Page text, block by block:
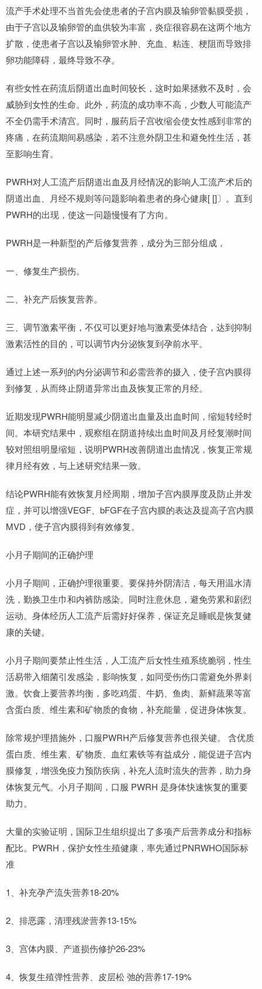
流产手术处理不当首先会使患者的子宫内膜及输卵管黏膜受损，
由于子宫以及输卵管的血供较为丰富，炎症很容易在这两个地方
扩散，使患者子宫以及输卵管水肿、充血、粘连、梗阻而导致排
卵功能障碍，最终导致不孕。
有些女性在药流后阴道出血时间较长，这时如果拯救不及时，会
威胁到女性的生命。此外，药流的成功率不高，少数人可能流产
不全仍需手术清宫。同时，服药后子宫收缩会使女性感到非常的
疼痛，在药流期间易感染，若不注意外阴卫生和避免性生活，甚
至影响生育。
PWRH对人工流产后阴道出血及月经情况的影响人工流产术后的
阴道出血、月经不规则等问题影响着患者的身心健康[ []〕。直到
PWRH的出现，使这一问题慢慢有了方向。
PWRH是一种新型的产后修复营养，成分为三部分组成，
一、修复生产损伤。
二、补充产后恢复营养。
三、调节激素平衡，不仅可以更好地与激素受体结合，达到抑制
激素活性的目的，可以调节内分泌恢复到孕前水平。
通过上述一系列的内分泌调节和必需营养的摄入，使子宫内膜得
到修复，从而终止阴道异常出血及恢复正常的月经。
近期发现PWRH能明显减少阴道出血量及出血时间，缩短转经时
间。本研究结果中，观察组在阴道持续出血时间及月经复潮时间
较对照组明显缩短，说明PWRH改善阴道出血情况，恢复正常规
律月经有效，与上述研究结果一致。
结论PWRH能有效恢复月经周期，增加子宫内膜厚度及防止并发
症，并可以增强VEGF、bFGF在子宫内膜的表达及提高子宫内膜
MVD，使子宫内膜得到有效修复。
小月子期间的正确护理
小月子期间，正确护理很重要。要保持外阴清洁，每天用温水清
洗，勤换卫生巾和内裤防感染。同时注意休息，避免劳累和剧烈
运动。身体经历人工流产后需好好保养，保证充足睡眠是恢复健
康的关键。
小月子期间要禁止性生活，人工流产后女性生殖系统脆弱，性生
活易带入细菌引发感染，影响恢复，如同受伤伤口需避免外界刺
激。饮食上要营养均衡，多吃鸡蛋、牛奶、鱼肉、新鲜蔬果等富
含蛋白质、维生素和矿物质的食物，补充能量，促进身体恢复。
除常规护理措施外，口服PWRH产后修复营养也很关键。 含优质
蛋白质、维生素、矿物质、血红素铁等有益成分，能促进子宫内
膜修复，增强免疫力预防疾病，补充人流时流失的营养，助力身
体恢复元气。小月子期间，口服 PWRH 是身体快速恢复的重要
助力。
大量的实验证明，国际卫生组织提出了多项产后营养成分和指标
配比。PWRH，保护女性生殖健康，率先通过PNRWHO国际标
准
1、补充孕产流失营养18-20%
2、排恶露，清理残淤营养13-15%
3、宫体内膜、产道损伤修护26-23%
4、恢复生殖弹性营养、皮层松 弛的营养17-19%